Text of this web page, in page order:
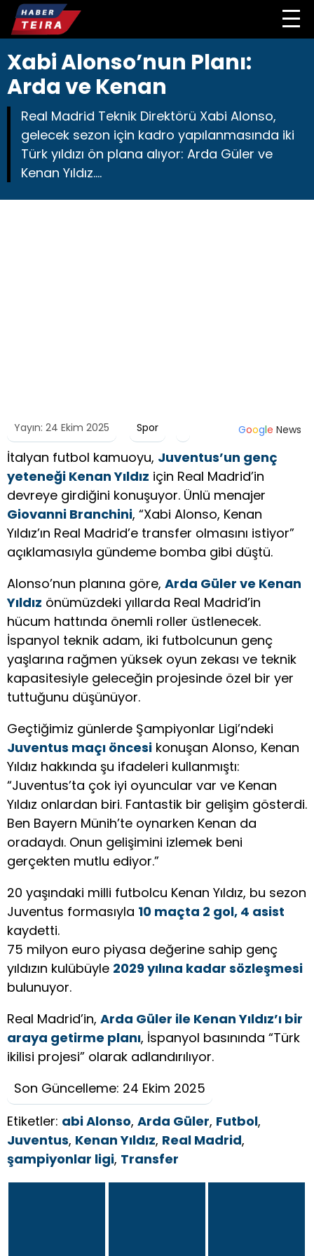
Xabi Alonso’nun Planı:
Arda ve Kenan
Real Madrid Teknik Direktörü Xabi Alonso,
gelecek sezon için kadro yapılanmasında iki
Türk yıldızı ön plana alıyor: Arda Güler ve
Kenan Yıldız....
Yayın: 24 Ekim 2025 Spor Google News
İtalyan futbol kamuoyu, Juventus’un genç
yeteneği Kenan Yıldız için Real Madrid’in
devreye girdiğini konuşuyor. Ünlü menajer
Giovanni Branchini, “Xabi Alonso, Kenan
Yıldız’ın Real Madrid’e transfer olmasını istiyor”
açıklamasıyla gündeme bomba gibi düştü.
Alonso’nun planına göre, Arda Güler ve Kenan
Yıldız önümüzdeki yıllarda Real Madrid’in
hücum hattında önemli roller üstlenecek.
İspanyol teknik adam, iki futbolcunun genç
yaşlarına rağmen yüksek oyun zekası ve teknik
kapasitesiyle geleceğin projesinde özel bir yer
tuttuğunu düşünüyor.
Geçtiğimiz günlerde Şampiyonlar Ligi’ndeki
Juventus maçı öncesi konuşan Alonso, Kenan
Yıldız hakkında şu ifadeleri kullanmıştı:
“Juventus’ta çok iyi oyuncular var ve Kenan
Yıldız onlardan biri. Fantastik bir gelişim gösterdi.
Ben Bayern Münih’te oynarken Kenan da
oradaydı. Onun gelişimini izlemek beni
gerçekten mutlu ediyor.”
20 yaşındaki milli futbolcu Kenan Yıldız, bu sezon
Juventus formasıyla 10 maçta 2 gol, 4 asist
kaydetti.
75 milyon euro piyasa değerine sahip genç
yıldızın kulübüyle 2029 yılına kadar sözleşmesi
bulunuyor.
Real Madrid’in, Arda Güler ile Kenan Yıldız’ı bir
araya getirme planı, İspanyol basınında “Türk
ikilisi projesi” olarak adlandırılıyor.
Son Güncelleme: 24 Ekim 2025
Etiketler: abi Alonso, Arda Güler, Futbol,
Juventus, Kenan Yıldız, Real Madrid,
şampiyonlar ligi, Transfer